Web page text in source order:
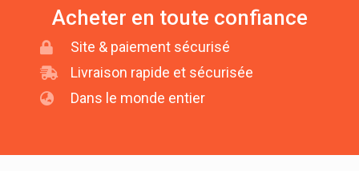
Acheter en toute confiance
Site & paiement sécurisé
Livraison rapide et sécurisée
Dans le monde entier